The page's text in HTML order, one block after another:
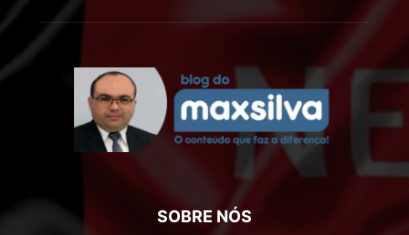
SOBRE NÓS